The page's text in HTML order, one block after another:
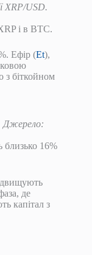
XRP/USD.
і в BTC.
Ефір (Et),
з біткойном
Джерело:
близько 16%
де
капітал з